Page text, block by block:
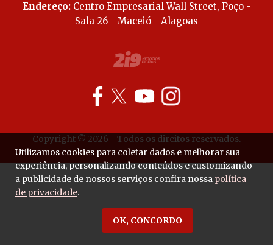
Endereço:Centro Empresarial Wall Street, Poço -
Sala 26 - Maceió - Alagoas
Copyright © 2026 - Todos os direitos reservados.
Utilizamos cookies para coletar dados e melhorar sua
experiência, personalizando conteúdos e customizando
a publicidade de nossos serviços confira nossa política
de privacidade.
OK, CONCORDO